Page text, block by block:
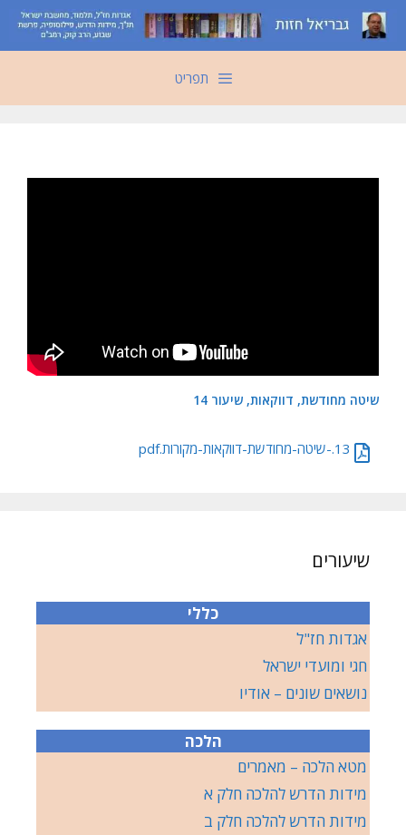
לדלג
לתוכן
תפריט
שיטה מחודשת, דווקאות, שיעור 14
13.-שיטה-מחודשת-דווקאות-מקורות.pdf
שיעורים
כללי
אגדות חז"ל
חגי ומועדי ישראל
נושאים שונים – אודיו
הלכה
מטא הלכה – מאמרים
מידות הדרש להלכה חלק א
מידות הדרש להלכה חלק ב